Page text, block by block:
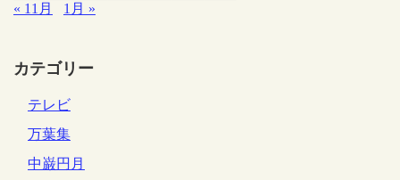
« 11月
1月 »
カテゴリー
テレビ
万葉集
中巌円月